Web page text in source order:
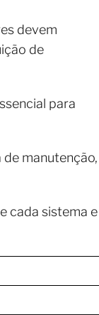
devem
de
para
manutenção,
cada sistema e